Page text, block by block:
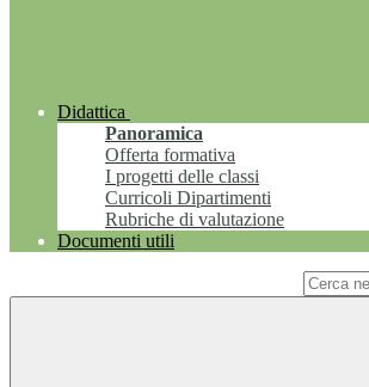
Didattica
Panoramica
Offerta formativa
I progetti delle classi
Curricoli Dipartimenti
Rubriche di valutazione
Documenti utili